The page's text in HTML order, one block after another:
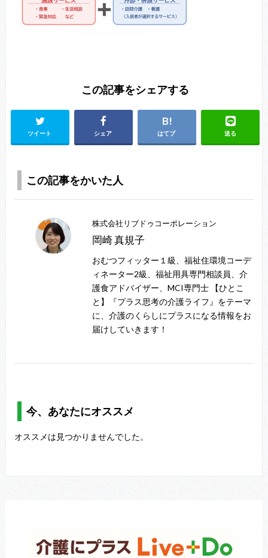
この記事をシェアする
ツイート シェア はてブ 送る
この記事をかいた人
株式会社リブドゥコーポレーション
岡崎 真規子
おむつフィッター１級、福祉住環境コーデ
ィネーター2級、福祉用具専門相談員、介
護食アドバイザー、MCI専門士 【ひとこ
と】『プラス思考の介護ライフ』をテーマ
に、介護のくらしにプラスになる情報をお
届けしていきます！
今、あなたにオススメ
オススメは見つかりませんでした。